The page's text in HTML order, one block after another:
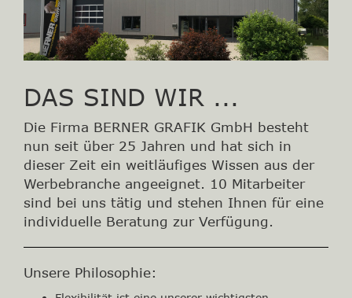
DAS SIND WIR ...
Die Firma BERNER GRAFIK GmbH besteht
nun seit über 25 Jahren und hat sich in
dieser Zeit ein weitläufiges Wissen aus der
Werbebranche angeeignet. 10 Mitarbeiter
sind bei uns tätig und stehen Ihnen für eine
individuelle Beratung zur Verfügung.
Unsere Philosophie: